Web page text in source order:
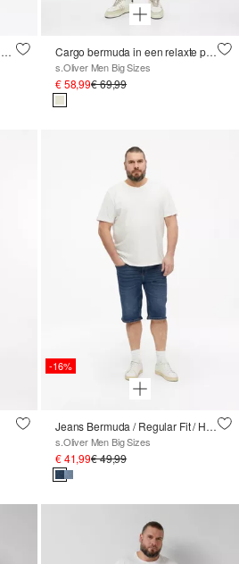
Phoenix: Bermuda in reguliere pasvorm met ceintuur van textiel Cargo bermuda in een relaxte pasvorm met een elastische tailleband
s.Oliver Men Big Sizes
€ 58,99€ 69,99
-16%
Jeans Bermuda / Regular Fit / Halfhoog
s.Oliver Men Big Sizes
€ 41,99€ 49,99